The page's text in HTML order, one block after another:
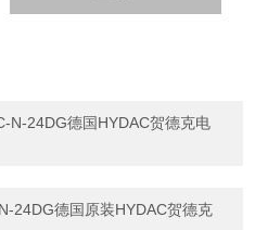
N-24DG德国HYDAC贺德克电
24DG德国原装HYDAC贺德克